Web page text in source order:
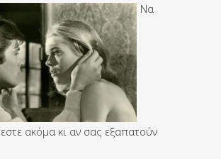
Να
ακόμα κι αν σας εξαπατούν